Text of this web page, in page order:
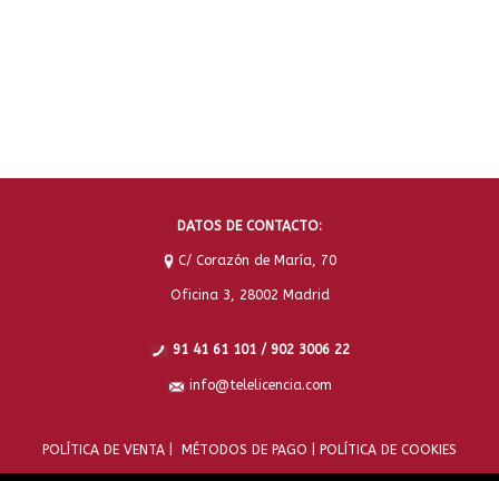
DATOS DE CONTACTO:
C/ Corazón de María, 70
Oficina 3, 28002 Madrid
91 41 61 101 / 902 3006 22
info@telelicencia.com
POLÍTICA DE VENTA | MÉTODOS DE PAGO | POLÍTICA DE COOKIES